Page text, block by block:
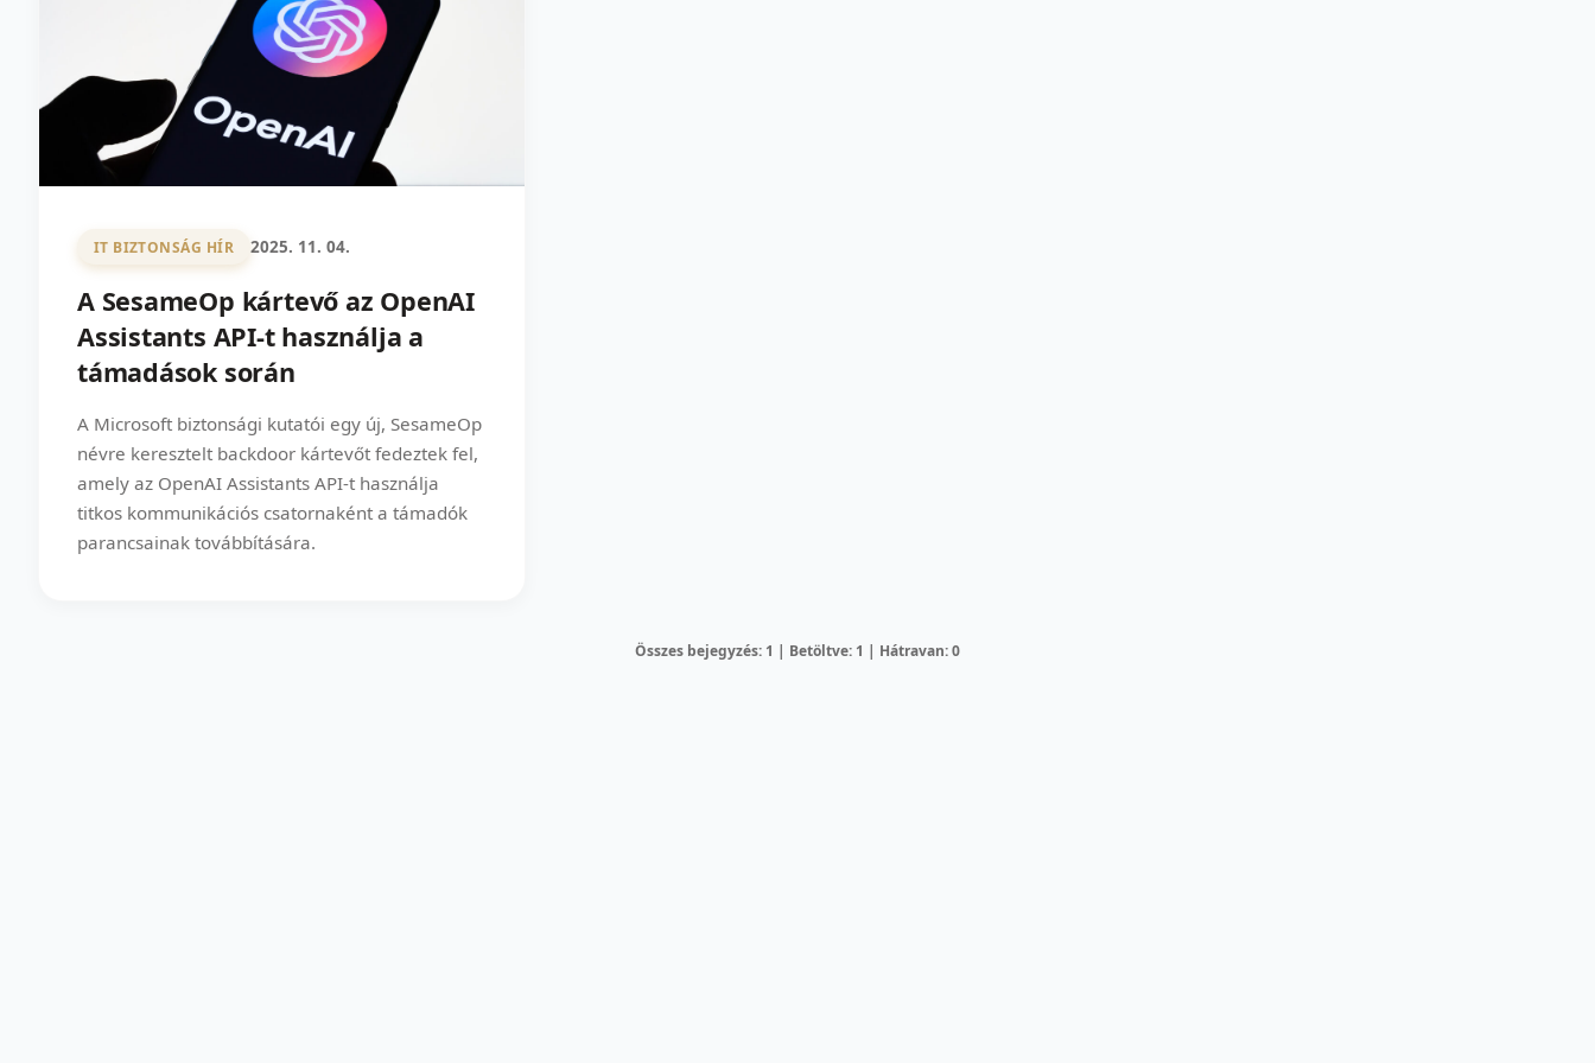
IT BIZTONSÁG HÍR 2025. 11. 04.
A SesameOp kártevő az OpenAI
Assistants API-t használja a
támadások során
A Microsoft biztonsági kutatói egy új, SesameOp
névre keresztelt backdoor kártevőt fedeztek fel,
amely az OpenAI Assistants API-t használja
titkos kommunikációs csatornaként a támadók
parancsainak továbbítására.
Összes bejegyzés: 1 | Betöltve: 1 | Hátravan: 0